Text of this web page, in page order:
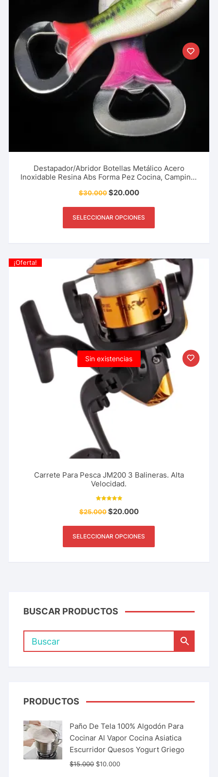
Destapador/Abridor Botellas Metálico Acero
Inoxidable Resina Abs Forma Pez Cocina, Camping,
$30.000$20.000
SELECCIONAR OPCIONES
Sin existencias
¡Oferta!
Carrete Para Pesca JM200 3 Balineras. Alta
Velocidad.
5.00
de 5
$25.000$20.000
SELECCIONAR OPCIONES
BUSCAR PRODUCTOS
PRODUCTOS
Paño De Tela 100% Algodón Para
Cocinar Al Vapor Cocina Asiatica
Escurridor Quesos Yogurt Griego
$15.000 $10.000